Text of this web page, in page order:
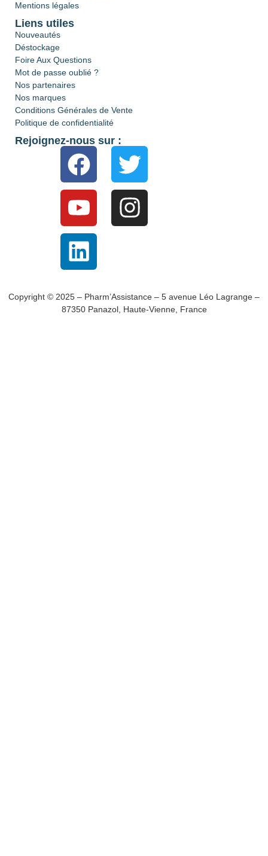
Mentions légales
Liens utiles
Nouveautés
Déstockage
Foire Aux Questions
Mot de passe oublié ?
Nos partenaires
Nos marques
Conditions Générales de Vente
Politique de confidentialité
Rejoignez-nous sur :
Copyright © 2025 – Pharm’Assistance – 5 avenue Léo Lagrange –
87350 Panazol, Haute-Vienne, France